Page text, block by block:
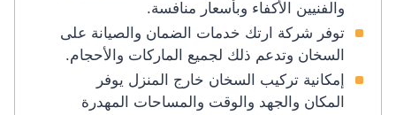
والفنيين الأكفاء وبأسعار منافسة.
توفر شركة ارتك خدمات الضمان والصيانة على
السخان وتدعم ذلك لجميع الماركات والأحجام.
إمكانية تركيب السخان خارج المنزل يوفر
المكان والجهد والوقت والمساحات المهدرة